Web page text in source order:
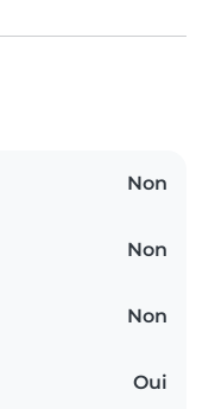
Non
Non
Non
Oui